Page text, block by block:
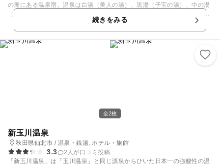
の麓にある温泉宿。温泉は白湯（美人の湯）、黒湯（子宝の湯）、中の湯
（眼っこの湯）、滝の湯（打たせ湯）の泉質が異なる４種類の温泉があり
食事は山菜料理、芋鍋、味噌焼きの岩魚などが囲炉裏を用いて、地酒ー秀
よしや秘湯ビールと一緒に頂けます。 鶴の湯温泉近くには、たつこ姫伝説
で知られる田沢湖があり、カヌーやシャワークライミングなどアウトドア
続きをみる
全2枚
新玉川温泉
秋田県仙北市 / 温泉・銭湯, ホテル・旅館
3.3
2人が口コミ投稿
「新玉川温泉」は「玉川温泉」と同じ源泉からひいた日本一の強酸性の温